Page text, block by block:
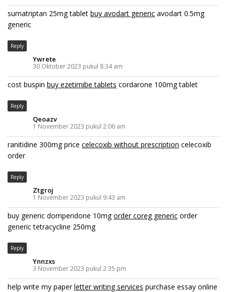
sumatriptan 25mg tablet buy avodart generic avodart 0.5mg
generic
Reply
Ywrete
30 Oktober 2023 pukul 8:34 am
cost buspin buy ezetimibe tablets cordarone 100mg tablet
Reply
Qeoazv
1 November 2023 pukul 2:06 am
ranitidine 300mg price celecoxib without prescription celecoxib
order
Reply
Ztgroj
1 November 2023 pukul 9:43 am
buy generic domperidone 10mgorder coreg generic order
generic tetracycline 250mg
Reply
Ynnzxs
3 November 2023 pukul 2:35 pm
help write my paperletter writing services purchase essay online